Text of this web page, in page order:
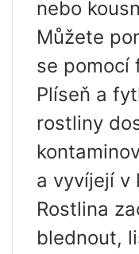
nebo
Můžete
se pomocí
Plíseň a
rostliny
a vyvíjejí v
Rostlina
blednout,